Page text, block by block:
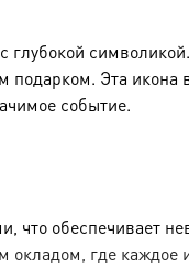
Эта
событие.
обеспечивает
окладом, где